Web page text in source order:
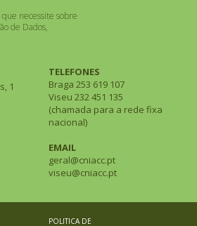
necessite sobre
de Dados,
1
TELEFONES
Braga 253 619 107
Viseu 232 451 135
(chamada para a rede fixa
nacional)
EMAIL
geral@cniacc.pt
viseu@cniacc.pt
POLITICA DE